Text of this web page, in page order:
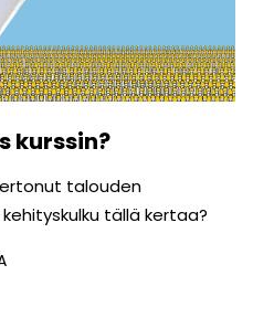
kurssin?
talouden
tällä kertaa?